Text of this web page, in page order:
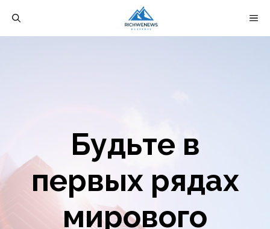
Будьте в
первых рядах
мирового